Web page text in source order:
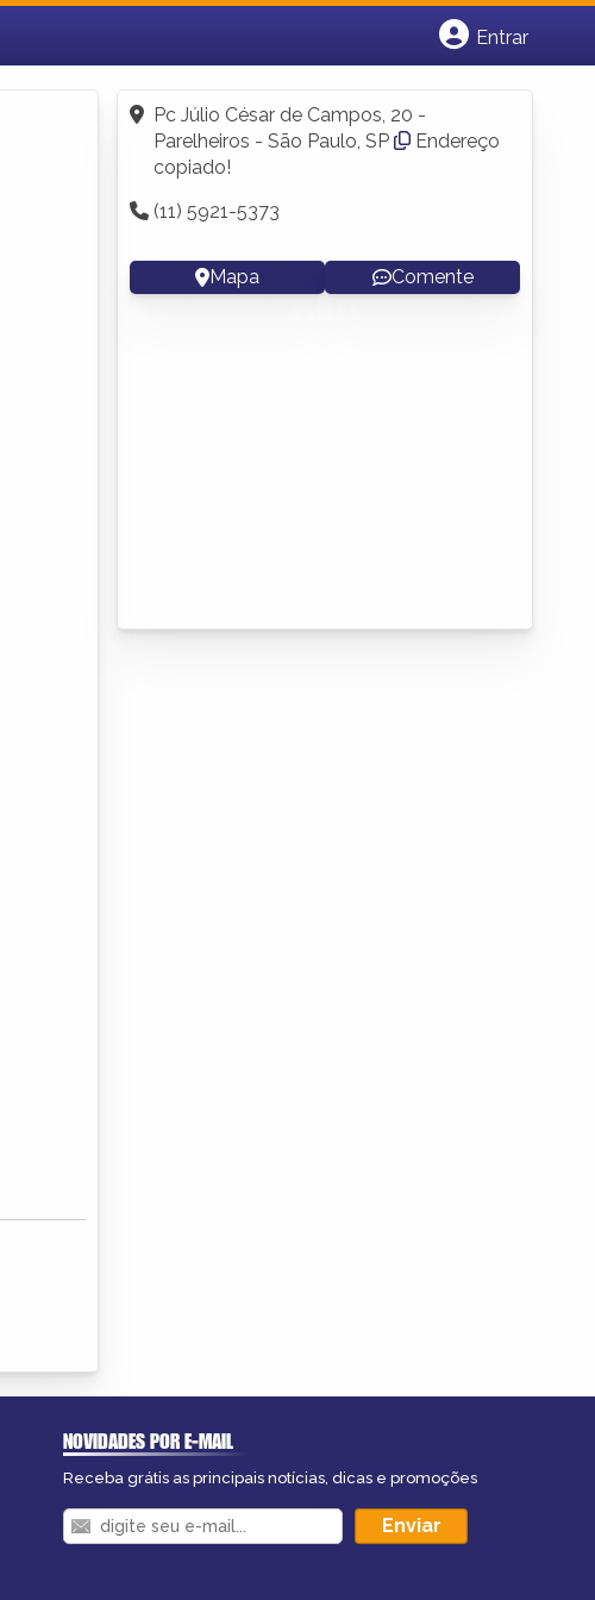
Entrar
Fazer login
Criar conta
Pc Júlio César de Campos, 20 -
Parelheiros - São Paulo, SP
Endereço
copiado!
(11) 5921-5373
Mapa Comente
NOVIDADES POR E-MAIL
Receba grátis as principais notícias, dicas e promoções